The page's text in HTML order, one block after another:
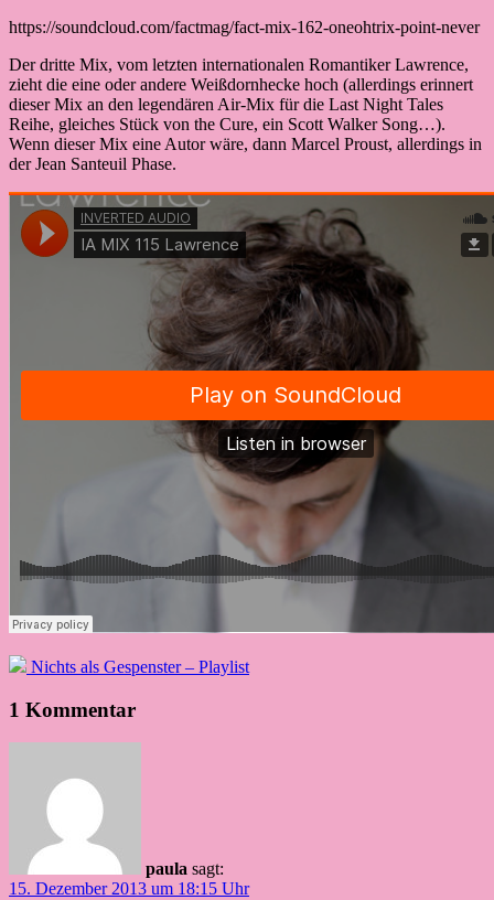
https://soundcloud.com/factmag/fact-mix-162-oneohtrix-point-never
Der dritte Mix, vom letzten internationalen Romantiker Lawrence,
zieht die eine oder andere Weißdornhecke hoch (allerdings erinnert
dieser Mix an den legendären Air-Mix für die Last Night Tales
Reihe, gleiches Stück von the Cure, ein Scott Walker Song…).
Wenn dieser Mix eine Autor wäre, dann Marcel Proust, allerdings in
der Jean Santeuil Phase.
Nichts als Gespenster – Playlist
1 Kommentar
paula sagt:
15. Dezember 2013 um 18:15 Uhr